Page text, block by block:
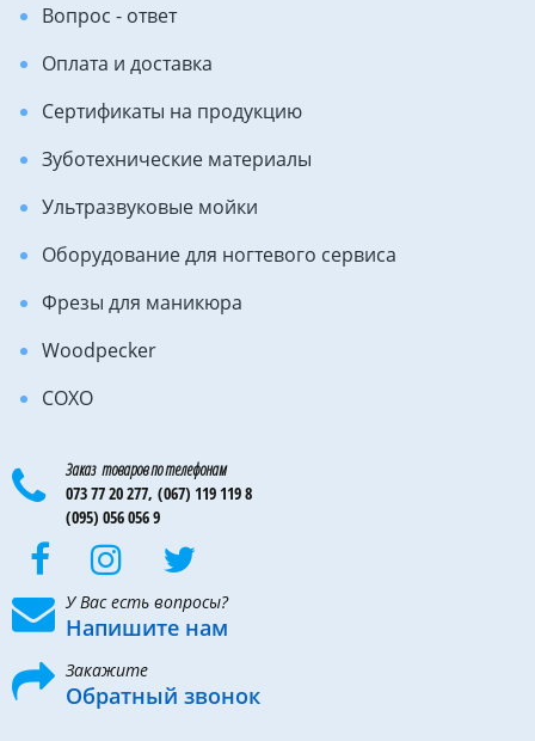
воска, второй – шпатель для конечного
Ножи с ложкой.
ложка. Они выполнены из нержавеющей стали, а
рукоять эргономичной формы – из дерева.
Предназначены для моделирования воска и
Электрошпатели.Модели для работы с
восковыми композициями. Оснащены
визуальной шкалой и световой индикацией для
точной регулировки температуры. Отличаются
стационарной электрической сети.
Производитель моделировочного инструмента
INSTRUMENTS
INSTRUMENTS Sialkot Pakistan из Пакистана, являющейся
всемирно известным производителем и экспортером
высококачественного хирургического, стоматологического,
лабораторного, маникюрного и ветеринарного
инструментария. Она выпускает сотни тысяч единиц в год,
реализуя ее на рынках Европы, Азии и в США. Кроме того,
компания является производителем оригинального
оборудования (ОЕМ) и сложного инструментария для
операций. Если нет необходимого товара в каталоге, она
выполняет работы под заказ по предоставленным образцам,
Вся продукция компании сертифицирована и выпускается с
обязательным соблюдением правил надлежащей
Вопрос - ответ
Оплата и доставка
Сертификаты на продукцию
Зуботехнические материалы
Ультразвуковые мойки
Оборудование для ногтевого сервиса
Фрезы для маникюра
Woodpecker
COXO
Заказ товаров по телефонам
073 77 20 277, (067) 119 119 8
(095) 056 056 9
У Вас есть вопросы?
Напишите нам
Закажите
Обратный звонок